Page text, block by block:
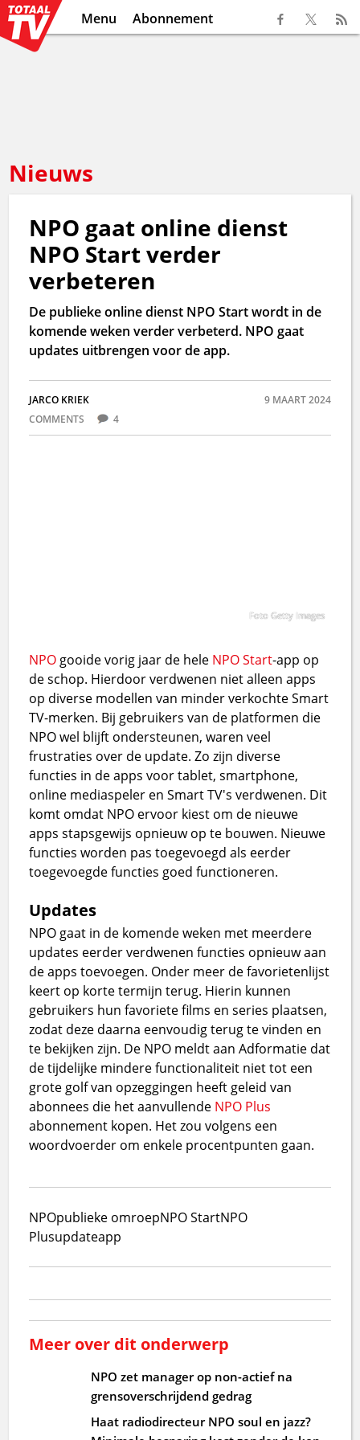
Menu Abonnement
Nieuws
NPO gaat online dienst
NPO Start verder
verbeteren
De publieke online dienst NPO Start wordt in de
komende weken verder verbeterd. NPO gaat
updates uitbrengen voor de app.
JARCO KRIEK
9 MAART 2024
COMMENTS
4
Foto Getty Images
NPO gooide vorig jaar de hele NPO Start-app op
de schop. Hierdoor verdwenen niet alleen apps
op diverse modellen van minder verkochte Smart
TV-merken. Bij gebruikers van de platformen die
NPO wel blijft ondersteunen, waren veel
frustraties over de update. Zo zijn diverse
functies in de apps voor tablet, smartphone,
online mediaspeler en Smart TV's verdwenen. Dit
komt omdat NPO ervoor kiest om de nieuwe
apps stapsgewijs opnieuw op te bouwen. Nieuwe
functies worden pas toegevoegd als eerder
toegevoegde functies goed functioneren.
Updates
NPO gaat in de komende weken met meerdere
updates eerder verdwenen functies opnieuw aan
de apps toevoegen. Onder meer de favorietenlijst
keert op korte termijn terug. Hierin kunnen
gebruikers hun favoriete films en series plaatsen,
zodat deze daarna eenvoudig terug te vinden en
te bekijken zijn. De NPO meldt aan Adformatie dat
de tijdelijke mindere functionaliteit niet tot een
grote golf van opzeggingen heeft geleid van
abonnees die het aanvullende NPO Plus
abonnement kopen. Het zou volgens een
woordvoerder om enkele procentpunten gaan.
NPOpublieke omroepNPO StartNPO
Plusupdateapp
Meer over dit onderwerp
NPO zet manager op non-actief na
grensoverschrijdend gedrag
Haat radiodirecteur NPO soul en jazz?